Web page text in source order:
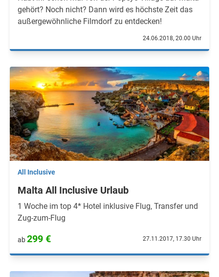
gehört? Noch nicht? Dann wird es höchste Zeit das
außergewöhnliche Filmdorf zu entdecken!
24.06.2018, 20.00 Uhr
All Inclusive
Malta All Inclusive Urlaub
1 Woche im top 4* Hotel inklusive Flug, Transfer und
Zug-zum-Flug
ab299 € 27.11.2017, 17.30 Uhr